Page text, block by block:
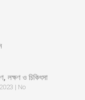
লক্ষণ ও চিকিৎসা
No